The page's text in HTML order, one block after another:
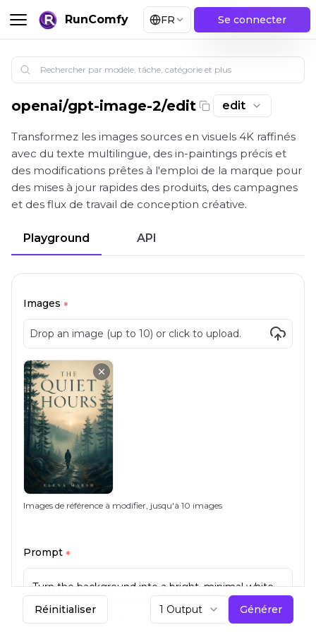
RunComfy FR Se connecter
GPT Image 2 Image Edit : Édition d’image haute
openai/gpt-image-2/edit edit
Transformez les images sources en visuels 4K raffinés
avec du texte multilingue, des in-paintings précis et
des modifications prêtes à l'emploi de la marque pour
des mises à jour rapides des produits, des campagnes
et des flux de travail de conception créative.
Playground API
Images *
Images de référence à modifier, jusqu'à 10 images
Prompt *
Réinitialiser 1 Output Générer